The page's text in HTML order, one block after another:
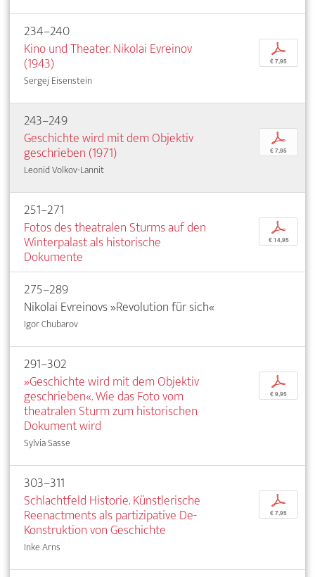
234–240
Kino und Theater. Nikolai Evreinov
(1943)
Sergej Eisenstein
p
€ 7,95
243–249
Geschichte wird mit dem Objektiv
geschrieben (1971)
Leonid Volkov-Lannit
p
€ 7,95
251–271
Fotos des theatralen Sturms auf den
Winterpalast als historische
Dokumente
p
€ 14,95
275–289
Nikolai Evreinovs »Revolution für sich«
Igor Chubarov
291–302
»Geschichte wird mit dem Objektiv
geschrieben«. Wie das Foto vom
theatralen Sturm zum historischen
Dokument wird
Sylvia Sasse
p
€ 9,95
303–311
Schlachtfeld Historie. Künstlerische
Reenactments als partizipative De-
Konstruktion von Geschichte
Inke Arns
p
€ 7,95